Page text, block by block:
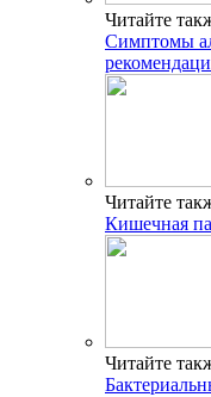
Читайте
Симптомы
Читайте
Кишечная
Читайте